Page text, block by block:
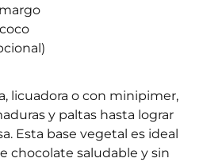
licuadora o con minipimer,
y paltas hasta lograr
Esta base vegetal es ideal
chocolate saludable y sin